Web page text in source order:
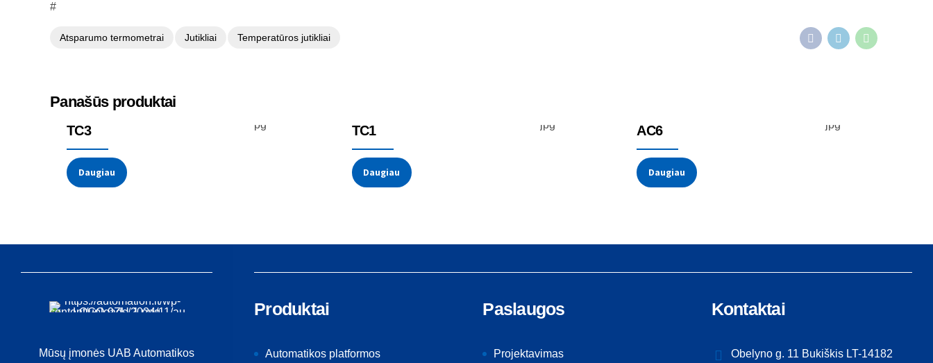
#
Atsparumo termometrai Jutikliai Temperatūros jutikliai
Panašūs produktai
Temperatūros jutikliai
TC3
Daugiau
TC1
Daugiau
AC6
Daugiau
Mūsų įmonės UAB Automatikos
Produktai
Automatikos platformos
Paslaugos
Projektavimas
Kontaktai
Obelyno g. 11 Bukiškis LT-14182